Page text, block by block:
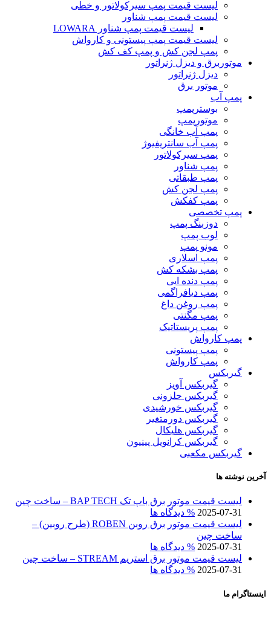
لیست قیمت پمپ سیرکولاتور و خطی
لیست قیمت پمپ شناور
لیست قیمت پمپ شناور LOWARA
لیست قیمت پمپ پیستونی و کارواش
پمپ لجن کش و پمپ کف کش
موتوربرق و دیزل ژنراتور
دیزل ژنراتور
موتور برق
پمپ آب
بوسترپمپ
موتورپمپ
پمپ آب خانگی
پمپ آب سانتریفیوژ
پمپ سیرکولاتور
پمپ شناور
پمپ طبقاتی
پمپ لجن کش
پمپ کفکش
پمپ تخصصی
دوزبنگ پمپ
لوب پمپ
مونو پمپ
پمپ اسلاری
پمپ بشکه کش
پمپ دنده ایی
پمپ دیافراگمی
پمپ روغن داغ
پمپ مگنتی
پمپ پریستاتیک
پمپ کارواش
پمپ پیستونی
پمپ کارواش
گیربکس
گیربکس آویز
گیربکس حلزونی
گیربکس خورشیدی
گیربکس دورمتغیر
گیربکس هلیکال
گیربکس کرانویل پینیون
گیربکس مکعبی
آخرین نوشته ها
لیست قیمت موتور برق باپ تک BAP TECH – ساخت چین
2025-07-31 % دیدگاه ها
لیست قیمت موتور برق روبن ROBEN (طرح روبین) –
ساخت چین
2025-07-31 % دیدگاه ها
لیست قیمت موتور برق استریم STREAM – ساخت چین
2025-07-31 % دیدگاه ها
اینستاگرام ما